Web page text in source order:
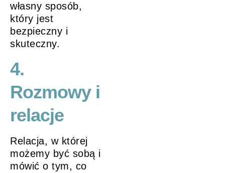
własny sposób,
który jest
bezpieczny i
skuteczny.
4.
Rozmowy i
relacje
Relacja, w której
możemy być sobą i
mówić o tym, co